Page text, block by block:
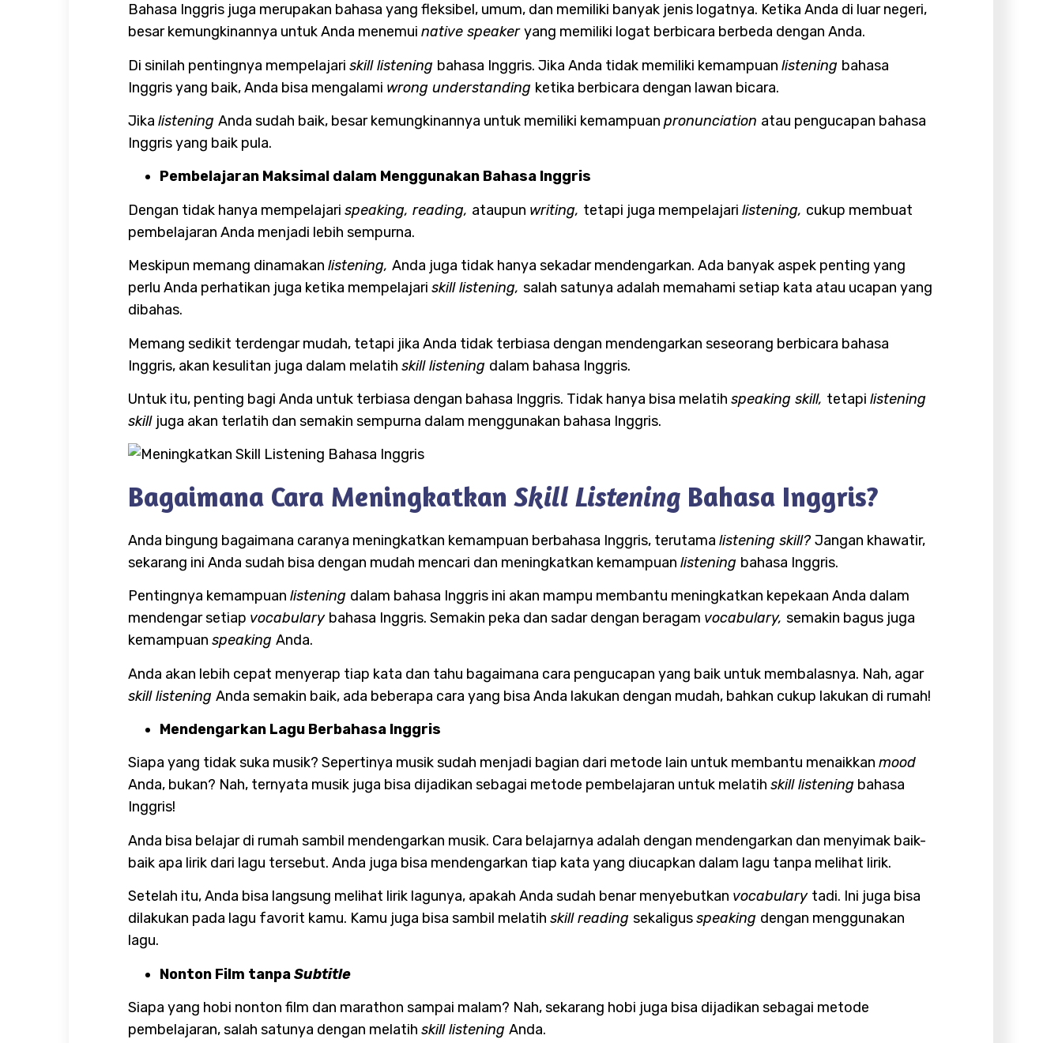
Bahasa Inggris juga merupakan bahasa yang fleksibel, umum, dan memiliki banyak jenis logatnya. Ketika Anda di luar negeri,
besar kemungkinannya untuk Anda menemui native speakeryang memiliki logat berbicara berbeda dengan Anda.
Di sinilah pentingnya mempelajari skill listening bahasa Inggris. Jika Anda tidak memiliki kemampuan listening bahasa
Inggris yang baik, Anda bisa mengalami wrong understanding ketika berbicara dengan lawan bicara.
Jika listening Anda sudah baik, besar kemungkinannya untuk memiliki kemampuan pronunciation atau pengucapan bahasa
Inggris yang baik pula.
Pembelajaran Maksimal dalam Menggunakan Bahasa Inggris
Dengan tidak hanya mempelajari speaking, reading, ataupun writing, tetapi juga mempelajari listening, cukup membuat
pembelajaran Anda menjadi lebih sempurna.
Meskipun memang dinamakan listening, Anda juga tidak hanya sekadar mendengarkan. Ada banyak aspek penting yang
perlu Anda perhatikan juga ketika mempelajari skill listening, salah satunya adalah memahami setiap kata atau ucapan yang
dibahas.
Memang sedikit terdengar mudah, tetapi jika Anda tidak terbiasa dengan mendengarkan seseorang berbicara bahasa
Inggris, akan kesulitan juga dalam melatih skill listening dalam bahasa Inggris.
Untuk itu, penting bagi Anda untuk terbiasa dengan bahasa Inggris. Tidak hanya bisa melatih speaking skill, tetapi listening
skill juga akan terlatih dan semakin sempurna dalam menggunakan bahasa Inggris.
Bagaimana Cara MeningkatkanSkill Listening Bahasa Inggris?
Anda bingung bagaimana caranya meningkatkan kemampuan berbahasa Inggris, terutama listening skill? Jangan khawatir,
sekarang ini Anda sudah bisa dengan mudah mencari dan meningkatkan kemampuan listening bahasa Inggris.
Pentingnya kemampuan listening dalam bahasa Inggris ini akan mampu membantu meningkatkan kepekaan Anda dalam
mendengar setiap vocabulary bahasa Inggris. Semakin peka dan sadar dengan beragam vocabulary, semakin bagus juga
kemampuan speaking Anda.
Anda akan lebih cepat menyerap tiap kata dan tahu bagaimana cara pengucapan yang baik untuk membalasnya. Nah, agar
skill listening Anda semakin baik, ada beberapa cara yang bisa Anda lakukan dengan mudah, bahkan cukup lakukan di rumah!
Mendengarkan Lagu Berbahasa Inggris
Siapa yang tidak suka musik? Sepertinya musik sudah menjadi bagian dari metode lain untuk membantu menaikkan mood
Anda, bukan? Nah, ternyata musik juga bisa dijadikan sebagai metode pembelajaran untuk melatih skill listening bahasa
Inggris!
Anda bisa belajar di rumah sambil mendengarkan musik. Cara belajarnya adalah dengan mendengarkan dan menyimak baik-
baik apa lirik dari lagu tersebut. Anda juga bisa mendengarkan tiap kata yang diucapkan dalam lagu tanpa melihat lirik.
Setelah itu, Anda bisa langsung melihat lirik lagunya, apakah Anda sudah benar menyebutkan vocabulary tadi. Ini juga bisa
dilakukan pada lagu favorit kamu. Kamu juga bisa sambil melatih skill reading sekaligusspeaking dengan menggunakan
lagu.
Nonton Film tanpaSubtitle
Siapa yang hobi nonton film dan marathon sampai malam? Nah, sekarang hobi juga bisa dijadikan sebagai metode
pembelajaran, salah satunya dengan melatih skill listening Anda.